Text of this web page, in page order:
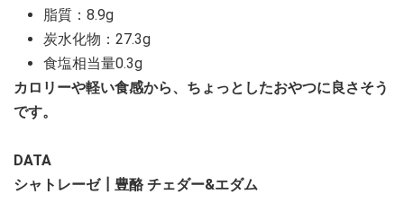
脂質：8.9g
炭水化物：27.3g
食塩相当量0.3g
カロリーや軽い食感から、ちょっとしたおやつに良さそう
です。
DATA
シャトレーゼ┃豊酪 チェダー&エダム